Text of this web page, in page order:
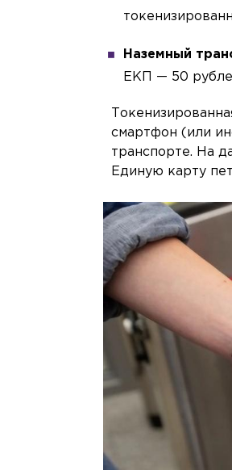
Наземный
ЕКП — 50
смартфон (или
транспорте. На
Единую карту